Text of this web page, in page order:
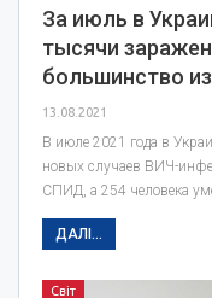
За июль в
тысячи
большинство
13.08.2021
В июле 2021 года в
новых случаев ВИЧ-
СПИД, а 254 человека
ДАЛІ...
Світ